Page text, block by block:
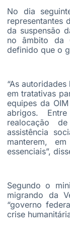
No dia
representantes
da suspensão
no âmbito da
definido que o
“As
em tratativas
equipes da
abrigos.
realocação
assistência
manterem,
essenciais”,
Segundo o
migrando da
“governo
crise